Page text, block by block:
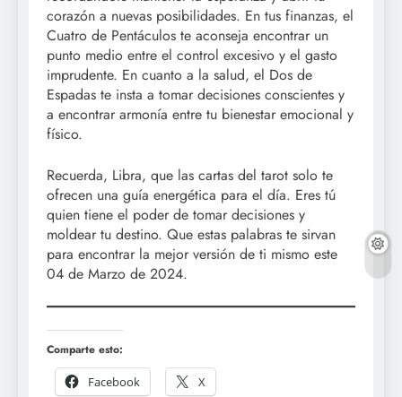
corazón a nuevas posibilidades. En tus finanzas, el
Cuatro de Pentáculos te aconseja encontrar un
punto medio entre el control excesivo y el gasto
imprudente. En cuanto a la salud, el Dos de
Espadas te insta a tomar decisiones conscientes y
a encontrar armonía entre tu bienestar emocional y
físico.
Recuerda, Libra, que las cartas del tarot solo te
ofrecen una guía energética para el día. Eres tú
quien tiene el poder de tomar decisiones y
moldear tu destino. Que estas palabras te sirvan
para encontrar la mejor versión de ti mismo este
04 de Marzo de 2024.
Comparte esto:
Facebook
X